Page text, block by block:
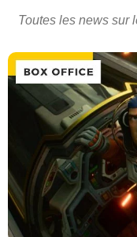
Toutes les news sur